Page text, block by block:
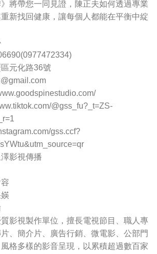
將帶您一同見證，陳正夫如何透過專業
新找回健康，讓每個人都能在平衡中綻
元化路36號
@gss_fu?_t=ZS-
gss.ccf?
影視傳播
影視製作單位，擅長電視節目、職人專
、簡介片、廣告行銷、微電影、公部門
格多樣的影音呈現，以累積超過數百家